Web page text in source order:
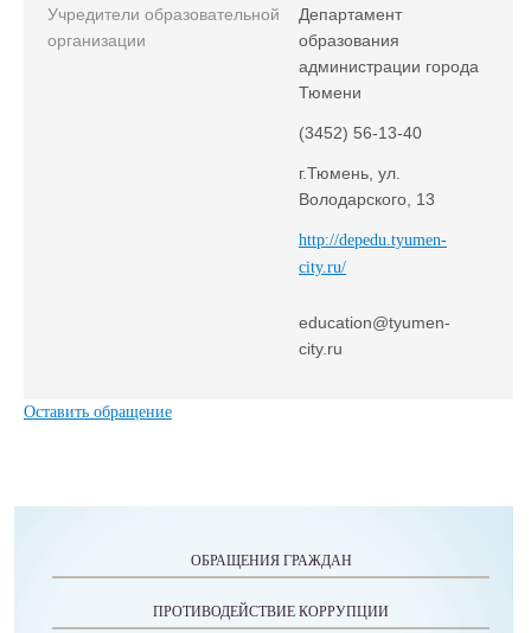
Учредители образовательной
организации
Департамент
образования
администрации города
Тюмени
(3452) 56-13-40
г.Тюмень, ул.
Володарского, 13
http://depedu.tyumen-
city.ru/
education@tyumen-
city.ru
Оставить обращение
ОБРАЩЕНИЯ ГРАЖДАН
ПРОТИВОДЕЙСТВИЕ КОРРУПЦИИ